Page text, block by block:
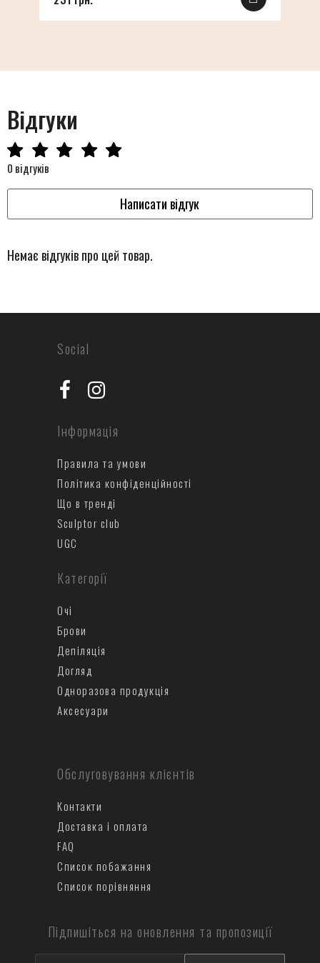
Відгуки
0 відгуків
Написати відгук
Немає відгуків про цей товар.
Категорії
Очі
Брови
Депіляція
Догляд
Одноразова продукція
Аксесуари
Обслуговування клієнтів
Контакти
Доставка і оплата
FAQ
Список побажання
Список порівняння
Інформація
Правила та умови
Політика конфіденційності
Що в тренді
Sculptor club
UGC
Social
Підпишіться на оновлення та пропозиції